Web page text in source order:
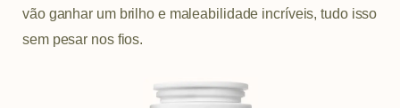
vão ganhar um brilho e maleabilidade incríveis, tudo isso
sem pesar nos fios.